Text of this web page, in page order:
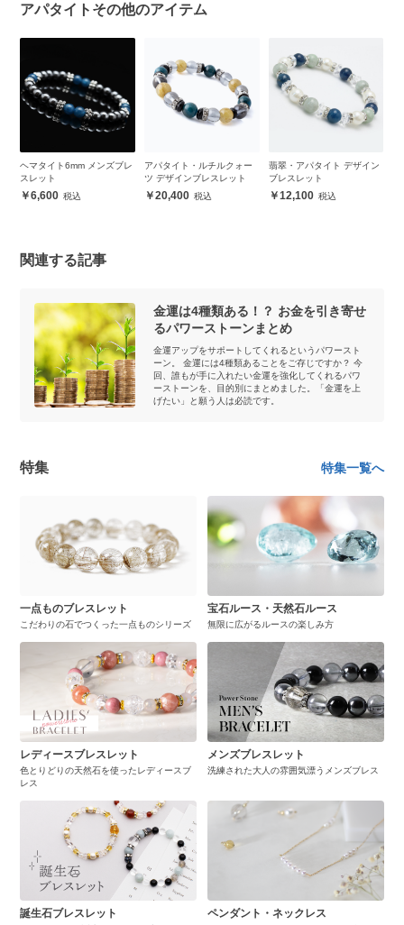
アパタイトその他のアイテム
ヘマタイト6mm メンズブレ
スレット
6,600
アパタイト・ルチルクォー
ツ デザインブレスレット
20,400
翡翠・アパタイト デザイン
ブレスレット
12,100
関連する記事
金運は4種類ある！？ お金を引き寄せ
るパワーストーンまとめ
金運アップをサポートしてくれるというパワースト
ーン。 金運には4種類あることをご存じですか？ 今
回、誰もが手に入れたい金運を強化してくれるパワ
ーストーンを、目的別にまとめました。「金運を上
げたい」と願う人は必読です。
特集 特集一覧へ
一点ものブレスレット
こだわりの石でつくった一点ものシリーズ
宝石ルース・天然石ルース
無限に広がるルースの楽しみ方
レディースブレスレット
色とりどりの天然石を使ったレディースブ
レス
メンズブレスレット
洗練された大人の雰囲気漂うメンズブレス
誕生石ブレスレット ペンダント・ネックレス